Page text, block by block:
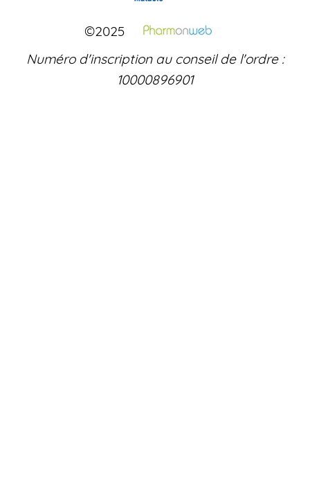
©2025
Numéro d'inscription au conseil de l'ordre :
10000896901